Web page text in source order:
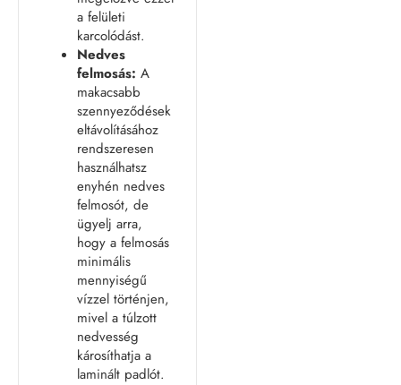
a felületi
karcolódást.
Nedves
felmosás: A
makacsabb
szennyeződések
eltávolításához
rendszeresen
használhatsz
enyhén nedves
felmosót, de
ügyelj arra,
hogy a felmosás
minimális
mennyiségű
vízzel történjen,
mivel a túlzott
nedvesség
károsíthatja a
laminált padlót.